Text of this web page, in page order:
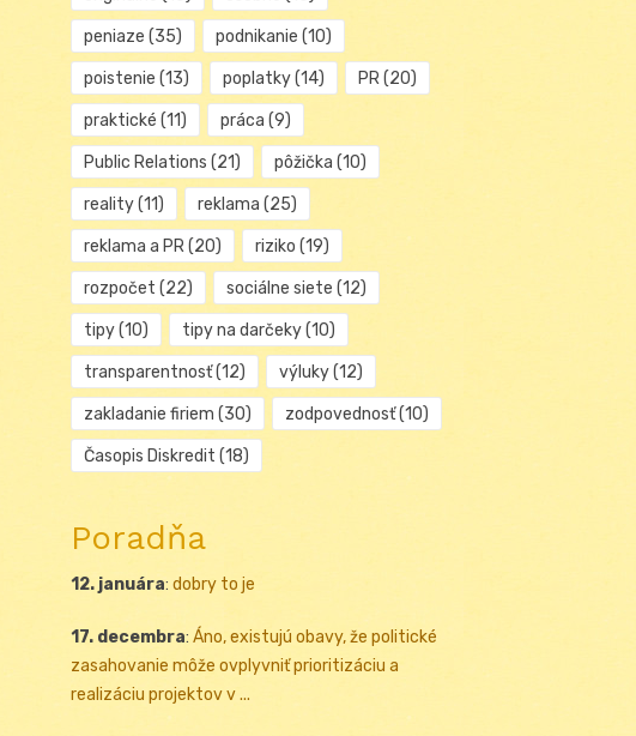
peniaze (35) podnikanie (10)
poistenie (13) poplatky(14) PR(20)
praktické (11) práca (9)
Public Relations (21) pôžička (10)
reality(11) reklama (25)
reklama a PR(20) riziko (19)
rozpočet (22) sociálne siete (12)
tipy(10) tipy na darčeky(10)
transparentnosť(12) výluky(12)
zakladanie firiem (30) zodpovednosť(10)
Časopis Diskredit (18)
Poradňa
12. januára: dobry to je
17. decembra: Áno, existujú obavy, že politické
zasahovanie môže ovplyvniť prioritizáciu a
realizáciu projektov v ...